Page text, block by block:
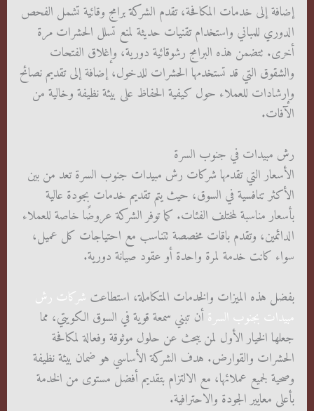
إضافة إلى خدمات المكافحة، تقدم الشركة برامج وقائية تشمل الفحص
الدوري للمباني واستخدام تقنيات حديثة لمنع تسلل الحشرات مرة
أخرى. تتضمن هذه البرامج رشوقائية دورية، وإغلاق الفتحات
والشقوق التي قد تستخدمها الحشرات للدخول، إضافة إلى تقديم نصائح
وإرشادات للعملاء حول كيفية الحفاظ على بيئة نظيفة وخالية من
الآفات.
رش مبيدات في جنوب السرة
الأسعار التي تقدمها شركات رش مبيدات جنوب السرة تعد من بين
الأكثر تنافسية في السوق، حيث يتم تقديم خدمات بجودة عالية
بأسعار مناسبة لمختلف الفئات. كما توفر الشركة عروضًا خاصة للعملاء
الدائمين، وتقدم باقات مخصصة تتناسب مع احتياجات كل عميل،
سواء كانت خدمة لمرة واحدة أو عقود صيانة دورية.
بفضل هذه الميزات والخدمات المتكاملة، استطاعت شركات رش
مبيدات بجنوب السرة أن تبني سمعة قوية في السوق الكويتي، مما
جعلها الخيار الأول لمن يبحث عن حلول موثوقة وفعالة لمكافحة
الحشرات والقوارض. هدف الشركة الأساسي هو ضمان بيئة نظيفة
وصحية لجميع عملائها، مع الالتزام بتقديم أفضل مستوى من الخدمة
بأعلى معايير الجودة والاحترافية.